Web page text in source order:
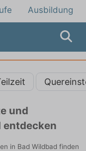
Ausbildung
und
entdecken
in Bad Wildbad finden